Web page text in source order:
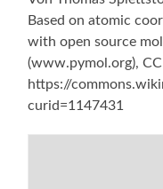
Based on atomic
with open source
(www.pymol.org), CC
https://
curid=1147431